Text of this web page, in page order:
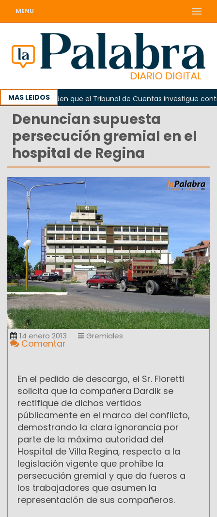
MENU
MAS LEIDOSPiden que el Tribunal de Cuentas investigue
Denuncian supuesta
persecución gremial en el
hospital de Regina
14 enero 2013 Gremiales
Comentar
En el pedido de descargo, el Sr. Fioretti
solicita que la compañera Dardik se
rectifique de dichos vertidos
públicamente en el marco del conflicto,
demostrando la clara ignorancia por
parte de la máxima autoridad del
Hospital de Villa Regina, respecto a la
legislación vigente que prohíbe la
persecución gremial y que da fueros a
los trabajadores que asumen la
representación de sus compañeros.